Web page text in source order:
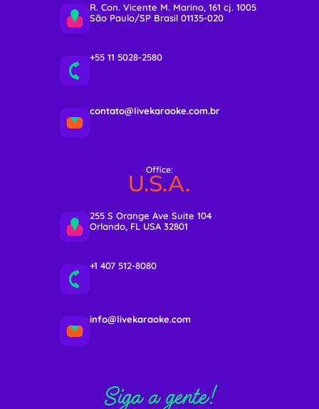
R. Con. Vicente M. Marino, 161 cj. 1005
São Paulo/SP Brasil 01135-020
+55 11 5028-2580
contato@livekaraoke.com.br
Office:
U.S.A.
255 S Orange Ave Suite 104
Orlando, FL USA 32801
+1 407 512-8080
info@livekaraoke.com
Siga a gente!